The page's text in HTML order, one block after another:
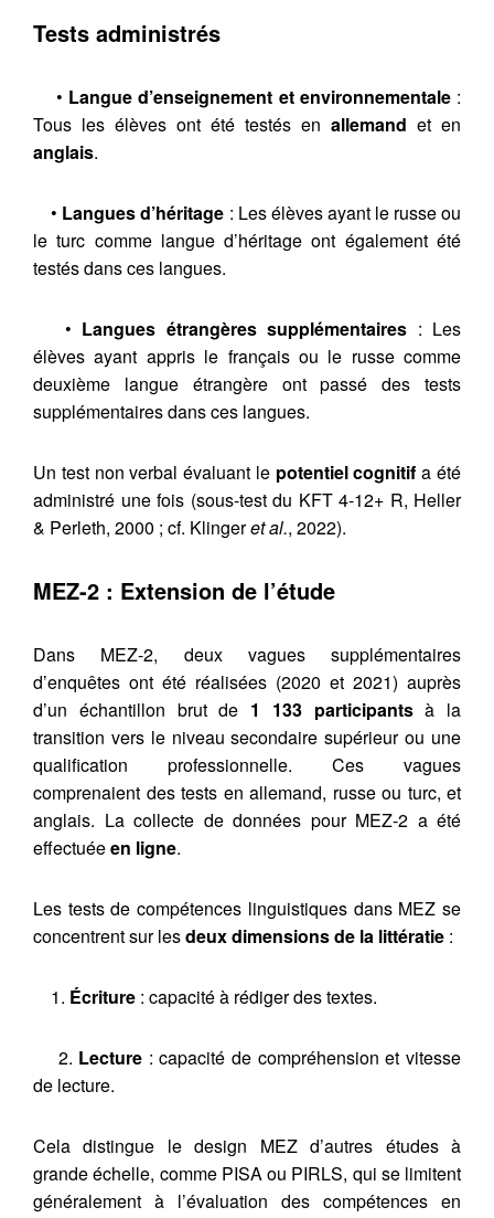
Tests administrés
• Langue d’enseignement et environnementale :
Tous les élèves ont été testés en allemand et en
anglais.
• Langues d’héritage : Les élèves ayant le russe ou
le turc comme langue d’héritage ont également été
testés dans ces langues.
• Langues étrangères supplémentaires : Les
élèves ayant appris le français ou le russe comme
deuxième langue étrangère ont passé des tests
supplémentaires dans ces langues.
Un test non verbal évaluant le potentiel cognitif a été
administré une fois (sous-test du KFT 4-12+ R, Heller
& Perleth, 2000 ; cf. Klingeret al., 2022).
MEZ-2 : Extension de l’étude
Dans MEZ-2, deux vagues supplémentaires
d’enquêtes ont été réalisées (2020 et 2021) auprès
d’un échantillon brut de 1 133 participantsà la
transition vers le niveau secondaire supérieur ou une
qualification professionnelle. Ces vagues
comprenaient des tests en allemand, russe ou turc, et
anglais. La collecte de données pour MEZ-2 a été
effectuéeen ligne.
Les tests de compétences linguistiques dans MEZ se
concentrent sur lesdeux dimensions de la littératie :
1. Écriture : capacité à rédiger des textes.
2. Lecture : capacité de compréhension et vitesse
de lecture.
Cela distingue le design MEZ d’autres études à
grande échelle, comme PISA ou PIRLS, qui se limitent
généralement à l’évaluation des compétences en